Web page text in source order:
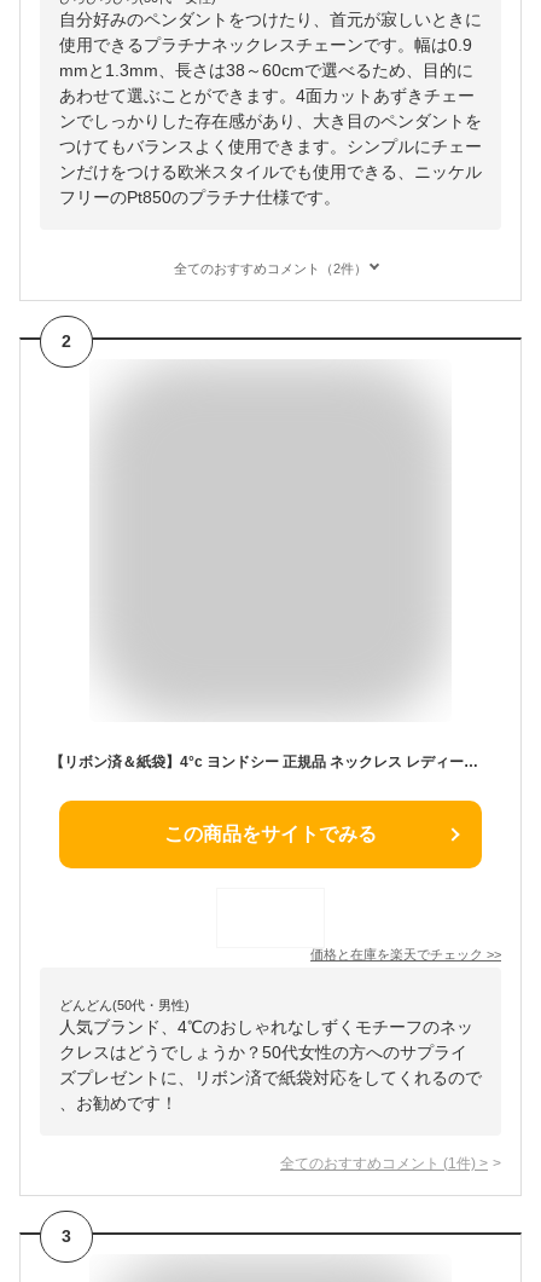
自分好みのペンダントをつけたり、首元が寂しいときに
使用できるプラチナネックレスチェーンです。幅は0.9
mmと1.3mm、長さは38～60cmで選べるため、目的に
あわせて選ぶことができます。4面カットあずきチェー
ンでしっかりした存在感があり、大き目のペンダントを
つけてもバランスよく使用できます。シンプルにチェー
ンだけをつける欧米スタイルでも使用できる、ニッケル
フリーのPt850のプラチナ仕様です。
全てのおすすめコメント（2件）
2
【リボン済＆紙袋】4°c ヨンドシー 正規品 ネックレス レディース 4℃ しずくモチーフ ネックレス ペンダント 4ドシー 4度 4c プレゼント アクセサリー ジュエリー ダイアモンド K10ピンクゴールド 祝い 母の日
この商品をサイトでみる
価格と在庫を楽天でチェック >>
どんどん(50代・男性)
人気ブランド、4℃のおしゃれなしずくモチーフのネッ
クレスはどうでしょうか？50代女性の方へのサプライ
ズプレゼントに、リボン済で紙袋対応をしてくれるので
、お勧めです！
全てのおすすめコメント (1 件) >
3